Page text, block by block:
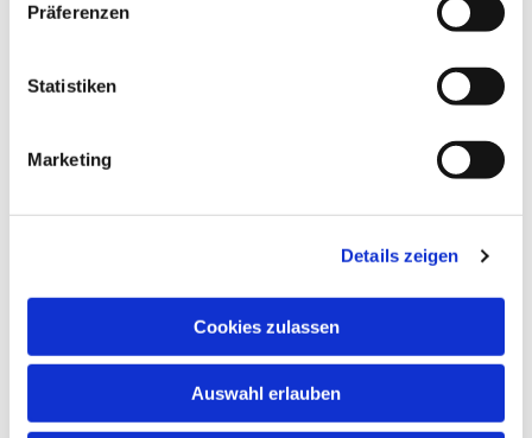
Präferenzen
Statistiken
Marketing
Details zeigen
Cookies zulassen
Auswahl erlauben
Dies könnte Sie auch
interessieren